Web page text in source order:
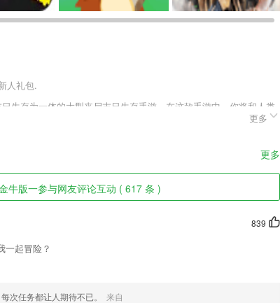
人礼包.
生存为一体的大型丧尸末日生存手游，在这款手游中，你将和人类
集这片世界上的各种资源用来制作全新的装备武器，使用各种顶尖
播主历史直播和销售数据，监控直播正在购买弹幕人数，实现直播
将自己喜欢的图片作为软件的背景。
自律、高效、专注
更多
更多
牛版一参与网友评论互动 ( 617 条 )
839
一起冒险？
次任务都让人期待不已。
来自